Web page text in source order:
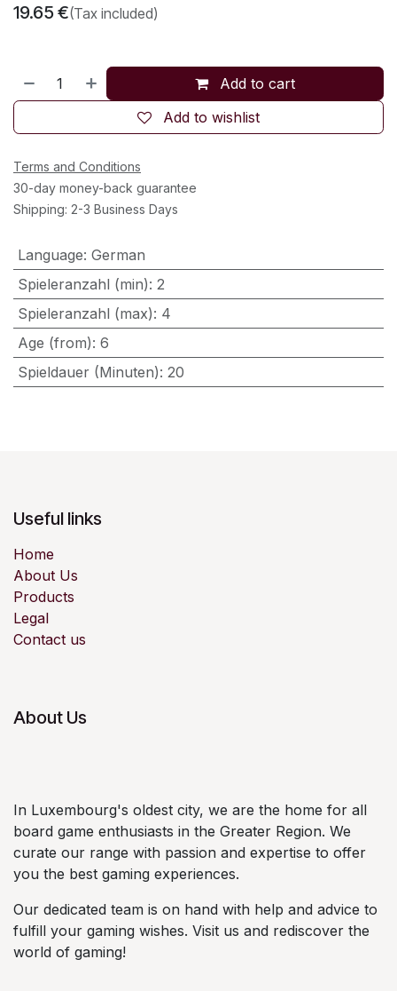
19.65 €(Tax included)
Add to cart
Add to wishlist
Terms and Conditions
30-day money-back guarantee
Shipping: 2-3 Business Days
Language: German
Spieleranzahl (min): 2
Spieleranzahl (max): 4
Age (from): 6
Spieldauer (Minuten): 20
Useful links
Home
About Us
Products
Legal
Contact us
About Us
In Luxembourg's oldest city, we are the home for all
board game enthusiasts in the Greater Region. We
curate our range with passion and expertise to offer
you the best gaming experiences.
Our dedicated team is on hand with help and advice to
fulfill your gaming wishes. Visit us and rediscover the
world of gaming!